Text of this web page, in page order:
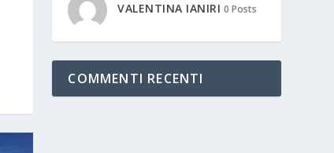
VALENTINA IANIRI 0 Posts
COMMENTI RECENTI